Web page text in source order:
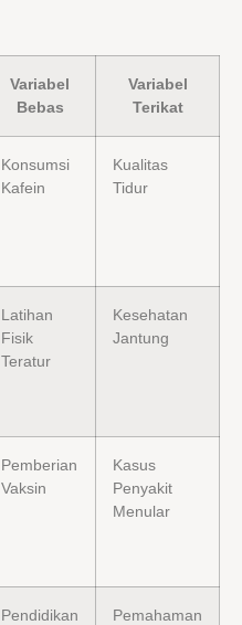
Variabel
Bebas
Variabel
Terikat
Konsumsi
Kafein
Kualitas
Tidur
Latihan
Fisik
Teratur
Kesehatan
Jantung
Pemberian
Vaksin
Kasus
Penyakit
Menular
Pendidikan
Pemahaman